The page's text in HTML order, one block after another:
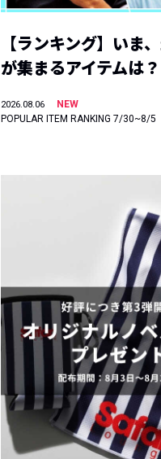
【ランキング】いま
が集まるアイテムは
2026.08.06
NEW
POPULAR ITEM RANKING 7/30~8/5